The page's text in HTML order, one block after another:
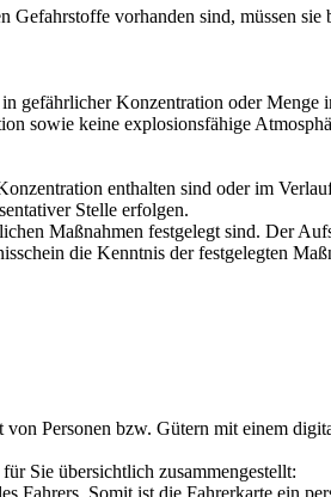
vorhanden sind, müssen
gefährlicher Konzentration oder Menge
sowie keine explosionsfähige
enthalten sind oder im
Stelle erfolgen.
Maßnahmen festgelegt sind. Der
die Kenntnis der festgelegten
Personen bzw. Gütern mit einem
Sie übersichtlich zusammengestellt:
Somit ist die Fahrerkarte ein